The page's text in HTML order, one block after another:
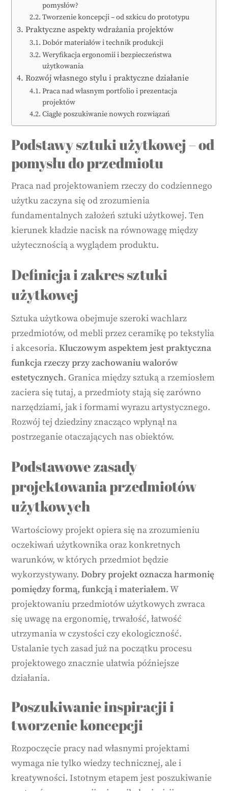
pomysłów?
Tworzenie koncepcji – od szkicu do prototypu
Praktyczne aspekty wdrażania projektów
Dobór materiałów i technik produkcji
Weryfikacja ergonomii i bezpieczeństwa
użytkowania
Rozwój własnego stylu i praktyczne działanie
Praca nad własnym portfolio i prezentacja
projektów
Ciągłe poszukiwanie nowych rozwiązań
Podstawy sztuki użytkowej – od
pomysłu do przedmiotu
Praca nad projektowaniem rzeczy do codziennego
użytku zaczyna się od zrozumienia
fundamentalnych założeń sztuki użytkowej. Ten
kierunek kładzie nacisk na równowagę między
użytecznością a wyglądem produktu.
Definicja i zakres sztuki
użytkowej
Sztuka użytkowa obejmuje szeroki wachlarz
przedmiotów, od mebli przez ceramikę po tekstylia
i akcesoria.Kluczowym aspektem jest praktyczna
funkcja rzeczy przy zachowaniu walorów
estetycznych. Granica między sztuką a rzemiosłem
zaciera się tutaj, a przedmioty stają się zarówno
narzędziami, jak i formami wyrazu artystycznego.
Rozwój tej dziedziny znacząco wpłynął na
postrzeganie otaczających nas obiektów.
Podstawowe zasady
projektowania przedmiotów
użytkowych
Wartościowy projekt opiera się na zrozumieniu
oczekiwań użytkownika oraz konkretnych
warunków, w których przedmiot będzie
wykorzystywany.Dobry projekt oznacza harmonię
pomiędzy formą, funkcją i materiałem. W
projektowaniu przedmiotów użytkowych zwraca
się uwagę na ergonomię, trwałość, łatwość
utrzymania w czystości czy ekologiczność.
Ustalanie tych zasad już na początku procesu
projektowego znacznie ułatwia późniejsze
działania.
Poszukiwanie inspiracji i
tworzenie koncepcji
Rozpoczęcie pracy nad własnymi projektami
wymaga nie tylko wiedzy technicznej, ale i
kreatywności. Istotnym etapem jest poszukiwanie